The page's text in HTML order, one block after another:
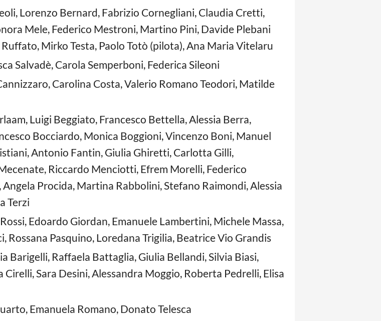
Lorenzo Bernard, Fabrizio Cornegliani, Claudia Cretti,
Mele, Federico Mestroni, Martino Pini, Davide Plebani
Mirko Testa, Paolo Totò (pilota), Ana Maria Vitelaru
Salvadè, Carola Semperboni, Federica Sileoni
Carolina Costa, Valerio Romano Teodori, Matilde
Luigi Beggiato, Francesco Bettella, Alessia Berra,
Bocciardo, Monica Boggioni, Vincenzo Boni, Manuel
Antonio Fantin, Giulia Ghiretti, Carlotta Gilli,
Riccardo Menciotti, Efrem Morelli, Federico
Procida, Martina Rabbolini, Stefano Raimondi, Alessia
Terzi
Edoardo Giordan, Emanuele Lambertini, Michele Massa,
Rossana Pasquino, Loredana Trigilia, Beatrice Vio Grandis
Barigelli, Raffaela Battaglia, Giulia Bellandi, Silvia Biasi,
Cirelli, Sara Desini, Alessandra Moggio, Roberta Pedrelli, Elisa
Emanuela Romano, Donato Telesca